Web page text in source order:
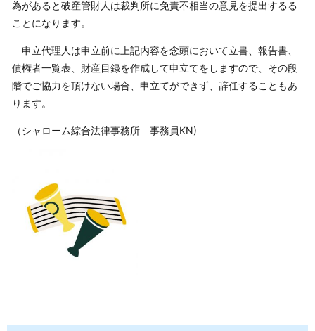
為があると破産管財人は裁判所に免責不相当の意見を提出するる
ことになります。
申立代理人は申立前に上記内容を念頭において立書、報告書、
債権者一覧表、財産目録を作成して申立てをしますので、その段
階でご協力を頂けない場合、申立てができず、辞任することもあ
ります。
（シャローム綜合法律事務所 事務員KN)